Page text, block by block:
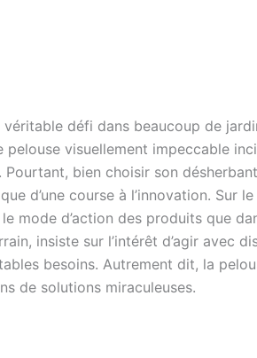
défi dans beaucoup de
pelouse visuellement impeccable
bien choisir son
d’une course à l’innovation.
mode d’action des produits que
insiste sur l’intérêt d’agir avec
besoins. Autrement dit, la
de solutions miraculeuses.